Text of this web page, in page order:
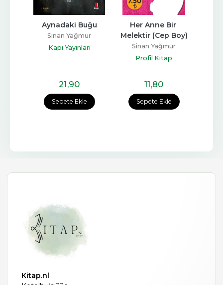
Sepete Ekle
Aynadaki Buğu
Sinan Yağmur
Kapı Yayınları
21,90
Sepete Ekle
Her Anne Bir
Melektir (Cep Boy)
Sinan Yağmur
Profil Kitap
11,80
Kitap.nl